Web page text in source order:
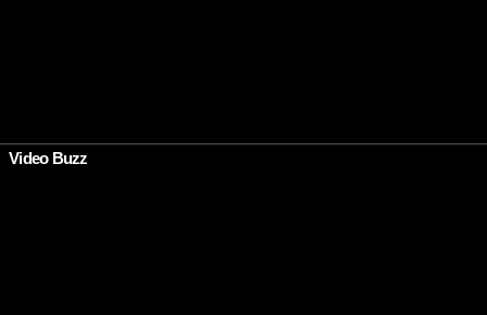
•
Video Buzz